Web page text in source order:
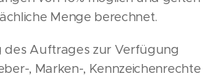
Menge berechnet.
des Auftrages zur Verfügung
, Marken-, Kennzeichenrechte